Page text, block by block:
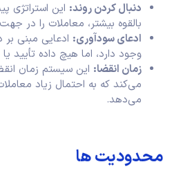
دنبال کردن روند: این استراتژی
بالقوه بیشتر، معاملات را در
ادعای سودآوری: ادعایی مبنی
وجود دارد، اما هیچ داده تأیید
زمان انقضا:
می‌کند که به احتمال زیاد
می‌دهد.
محدودیت‌ ها